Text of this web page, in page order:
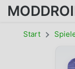
Start